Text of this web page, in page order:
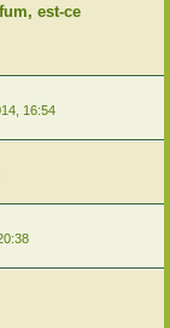
est-ce
16:54